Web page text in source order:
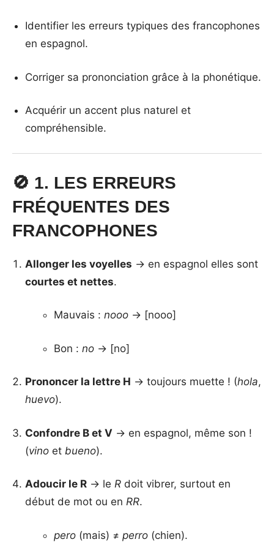
Identifier les erreurs typiques des francophones
en espagnol.
Corriger sa prononciation grâce à la phonétique.
Acquérir un accent plus naturel et
compréhensible.
🚫 1. LES ERREURS
FRÉQUENTES DES
FRANCOPHONES
Allonger les voyelles → en espagnol elles sont
courtes et nettes.
Mauvais : nooo → [nooo]
Bon : no → [no]
Prononcer la lettre H → toujours muette ! (hola,
huevo).
Confondre B et V → en espagnol, même son !
(vino et bueno).
Adoucir le R → leR doit vibrer, surtout en
début de mot ou enRR.
pero (mais) ≠ perro (chien).